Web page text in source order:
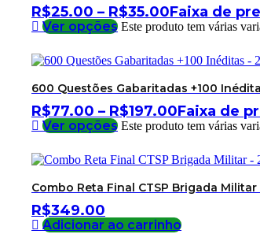
R$25.00 – R$35.00Faixa de
Ver opções Este produto tem várias
600 Questões Gabaritadas +100
R$77.00 – R$197.00Faixa de
Ver opções Este produto tem várias
Combo Reta Final CTSP Brigada Militar
R$349.00
Adicionar ao carrinho